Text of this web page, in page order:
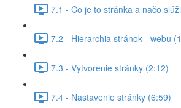
7.1 - Čo je to stránka a načo
7.2 - Hierarchia stránok - webu
7.3 - Vytvorenie stránky (2:12)
7.4 - Nastavenie stránky (6:59)